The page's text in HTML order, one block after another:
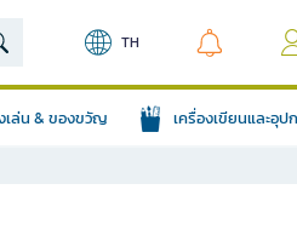
TH
เล่น & ของขวัญ เครื่องเขียนและอุ